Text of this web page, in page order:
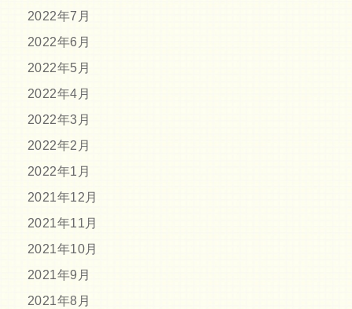
2022年7月
2022年6月
2022年5月
2022年4月
2022年3月
2022年2月
2022年1月
2021年12月
2021年11月
2021年10月
2021年9月
2021年8月